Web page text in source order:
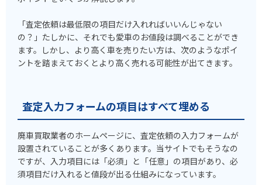
「査定依頼は最低限の項目だけ入れればいいんじゃない
の？」たしかに、それでも愛車のお値段は調べることができ
ます。しかし、より高く車を売りたい方は、次のようなポイ
ントを踏まえておくとより高く売れる可能性が出てきます。
査定入力フォームの項目はすべて埋める
廃車買取業者のホームページに、査定依頼の入力フォームが
設置されていることが多くあります。当サイトでもそうなの
ですが、入力項目には「必須」と「任意」の項目があり、必
須項目だけ入れると値段が出る仕組みになっています。